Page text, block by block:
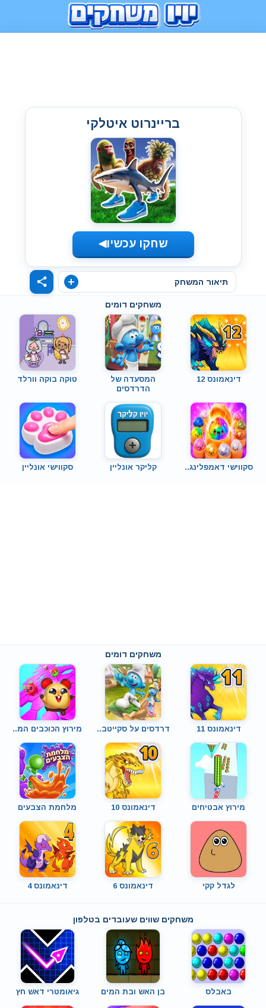
בריינרוט איטלקי
שחקו עכשיו◀
תיאור המשחק
משחקים דומים
דינאמונס 12
המסעדה של
הדרדסים
טוקה בוקה וורלד
סקווישי דאמפלינג.. קליקר אונליין סקווישי אונליין
משחקים דומים
דינאמונס 11 דרדסים על סקייטב.. מירוץ הכוכבים המ..
מירוץ אבטיחים דינאמונס 10 מלחמת הצבעים
לגדל קקי דינאמונס 6 דינאמונס 4
משחקים שווים שעובדים בטלפון
באבלס בן האש ובת המים גיאומטרי דאש חץ